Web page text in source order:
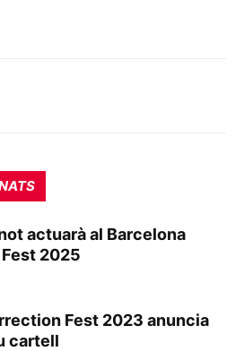
actuarà al Barcelona
2025
Fest 2023 anuncia
cartell